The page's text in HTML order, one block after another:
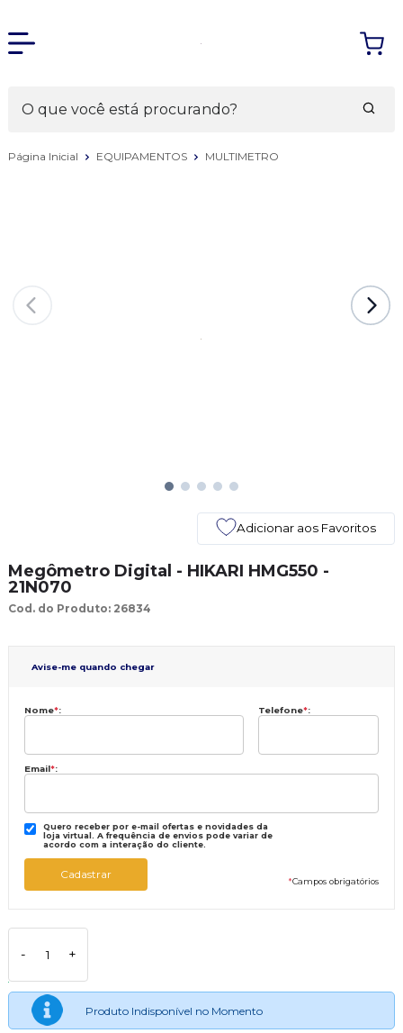
Página Inicial EQUIPAMENTOS MULTIMETRO
Adicionar aos Favoritos
Megômetro Digital - HIKARI HMG550 -
21N070
Cod. do Produto: 26834
Avise-me quando chegar
Nome*: Telefone*:
Email*:
Quero receber por e-mail ofertas e novidades da
loja virtual. A frequência de envios pode variar de
acordo com a interação do cliente.
*Campos obrigatórios
- +
Produto Indisponível no Momento